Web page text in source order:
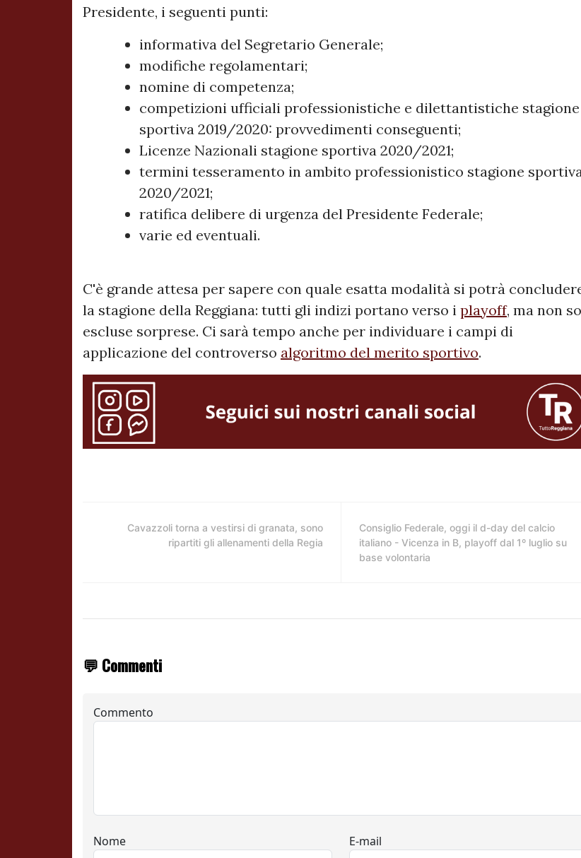
Presidente, i seguenti punti:
informativa del Segretario Generale;
modifiche regolamentari;
nomine di competenza;
competizioni ufficiali professionistiche e dilettantistiche stagione
sportiva 2019/2020: provvedimenti conseguenti;
Licenze Nazionali stagione sportiva 2020/2021;
termini tesseramento in ambito professionistico stagione sportiva
2020/2021;
ratifica delibere di urgenza del Presidente Federale;
varie ed eventuali.
C'è grande attesa per sapere con quale esatta modalità si potrà
la stagione della Reggiana: tutti gli indizi portano verso i playoff, ma non
escluse sorprese. Ci sarà tempo anche per individuare i campi di
applicazione del controverso algoritmo del merito sportivo.
Cavazzoli torna a vestirsi di granata, sono
ripartiti gli allenamenti della Regia
Consiglio Federale, oggi il d-day del calcio
italiano - Vicenza in B, playoff dal 1º luglio su
base volontaria
💬 Commenti